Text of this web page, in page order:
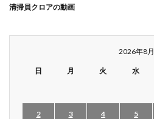
清掃員クロアの動画
2026年8月
日 月 火 水
2 3 4 5